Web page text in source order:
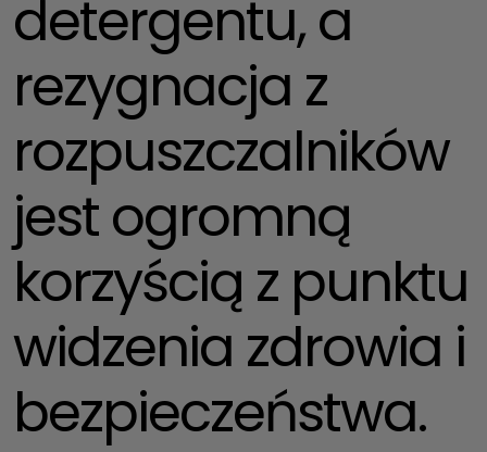
detergentu, a
rezygnacja z
rozpuszczalników
jest ogromną
korzyścią z punktu
widzenia zdrowia i
bezpieczeństwa.